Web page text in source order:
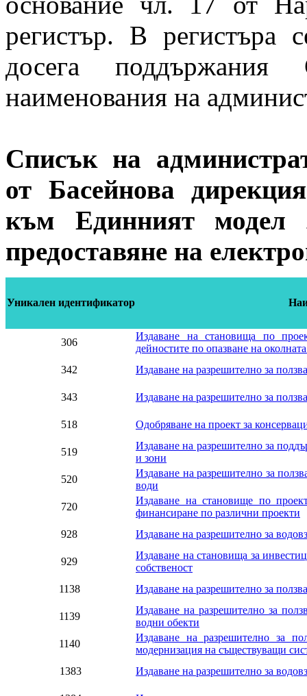
регистър. В
досега
наименования на
Списък на
от Басейнова
към
Единният модел
предоставяне на
Уникален идентификатор
306
Издаване на становища по
дейностите по опазване на
342
Издаване на разрешително за
343 Издаване на разрешително за
518 Одобряване на проект за
519
Издаване на разрешително за
и зони
520
Издаване на разрешително за
води
720
Издаване на становище по
финансиране по различни проекти
928
Издаване на разрешително за
929
Издаване на становища за
собственост
1138
Издаване на разрешително за
1139
Издаване на разрешително за
водни обекти
1140
Издаване на разрешително за
модернизация на съществуващи
1383
Издаване на разрешително за